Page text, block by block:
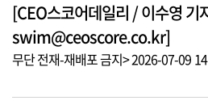
[CEO스코어데일리 / 이수영 기
swim@ceoscore.co.kr]
무단 전재-재배포 금지> 2026-07-09